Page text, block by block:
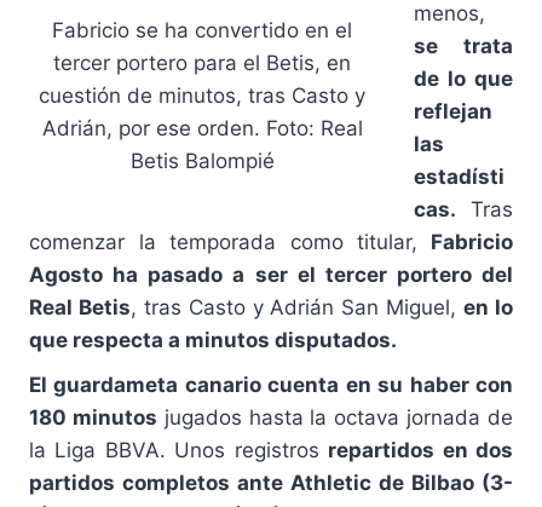
Fabricio se ha convertido en el
tercer portero para el Betis, en
cuestión de minutos, tras Casto y
Adrián, por ese orden. Foto: Real
Betis Balompié
menos,
se trata
de lo que
reflejan
las
estadísti
cas. Tras
comenzar la temporada como titular, Fabricio
Agosto ha pasado a ser el tercer portero del
Real Betis, tras Casto y Adrián San Miguel,en lo
que respecta a minutos disputados.
El guardameta canario cuenta en su haber con
180 minutos jugados hasta la octava jornada de
la Liga BBVA. Unos registros repartidos en dos
partidos completos ante Athletic de Bilbao (3-